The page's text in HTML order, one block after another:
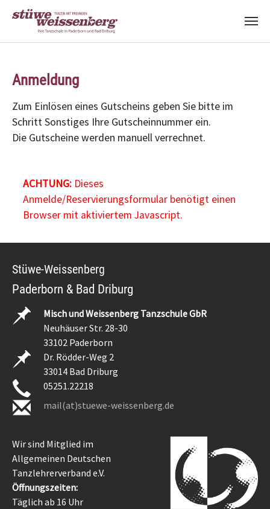
Anmeldung
Zum Einlösen eines Gutscheins geben Sie bitte im
Schritt Sonstiges Ihre Gutscheinnummer ein.
Die Gutscheine werden manuell verrechnet.
ACHTUNG:Dieses
Anmelde/Reservierungsformular benötigt einen
Browser mit aktiviertem Javascript.
Stüwe-Weissenberg
Paderborn & Bad Driburg
Misch und Weissenberg Tanzschule GbR
Neuhäuser Str. 28-30
33102 Paderborn
Dr. Rödder-Weg 2
33014 Bad Driburg
05251.22218
mail(at)stuewe-weissenberg.de
Wir sind Mitglied im
Allgemeinen Deutschen
Tanzlehrerverband e.V.
Öffnungszeiten:
Täglich ab 16 Uhr